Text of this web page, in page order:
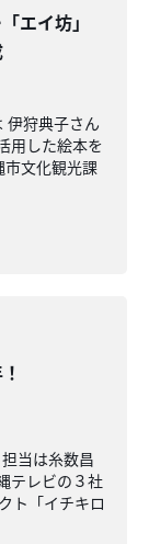
エイ坊」
狩典子さん
用した絵本を
市文化観光課
当は糸数昌
テレビの３社
ト「イチキロ